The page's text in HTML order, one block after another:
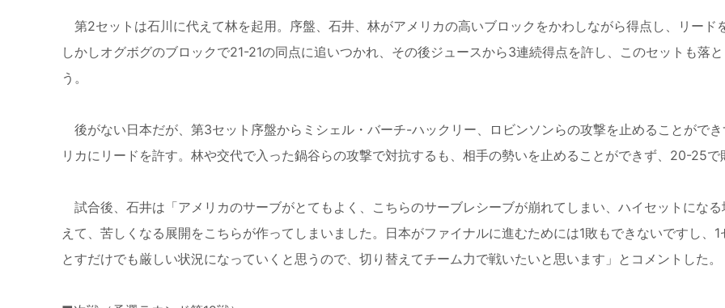
第2セットは石川に代えて林を起用。序盤、石井、林がアメリカの高いブロックをかわしながら得点し、リード
しかしオグボグのブロックで21-21の同点に追いつかれ、その後ジュースから3連続得点を許し、このセットも落
う。
後がない日本だが、第3セット序盤からミシェル・バーチ-ハックリー、ロビンソンらの攻撃を止めることがで
リカにリードを許す。林や交代で入った鍋谷らの攻撃で対抗するも、相手の勢いを止めることができず、20-25で
試合後、石井は「アメリカのサーブがとてもよく、こちらのサーブレシーブが崩れてしまい、ハイセットにな
えて、苦しくなる展開をこちらが作ってしまいました。日本がファイナルに進むためには1敗もできないですし、1
とすだけでも厳しい状況になっていくと思うので、切り替えてチーム力で戦いたいと思います」とコメントした。